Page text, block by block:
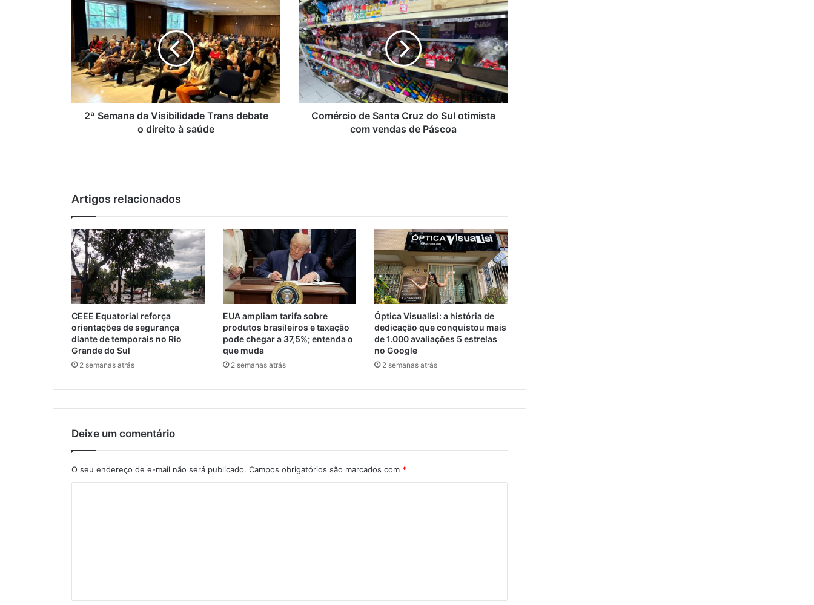
2ª Semana da Visibilidade Trans debate
o direito à saúde
Comércio de Santa Cruz do Sul otimista
com vendas de Páscoa
Artigos relacionados
CEEE Equatorial reforça
orientações de segurança
diante de temporais no Rio
Grande do Sul
2 semanas atrás
EUA ampliam tarifa sobre
produtos brasileiros e taxação
pode chegar a 37,5%; entenda o
que muda
2 semanas atrás
Óptica Visualisi: a história de
dedicação que conquistou mais
de 1.000 avaliações 5 estrelas
no Google
2 semanas atrás
Deixe um comentário
O seu endereço de e-mail não será publicado. Campos obrigatórios são marcados com *
á